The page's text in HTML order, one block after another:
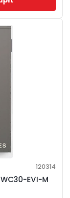
EVI-M
120314